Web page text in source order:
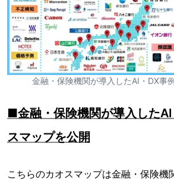
金融・保険機関が導入したAI・DX事
■金融・保険機関が導入した
スマップを公開
こちらのカオスマップは金融・保険機